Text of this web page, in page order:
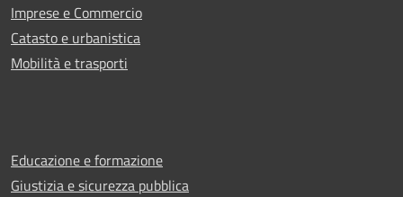
Imprese e Commercio
Catasto e urbanistica
Mobilità e trasporti
Educazione e formazione
Giustizia e sicurezza pubblica